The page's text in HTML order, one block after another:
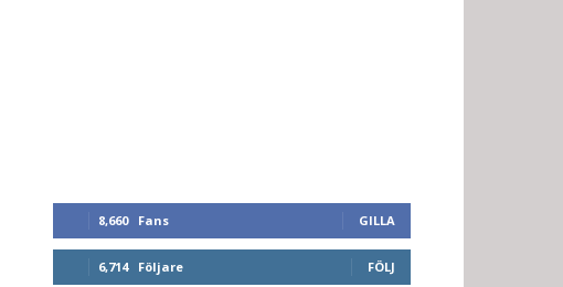
8,660 Fans GILLA
6,714 Följare FÖLJ